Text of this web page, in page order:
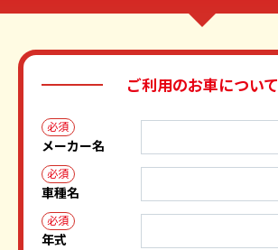
ご利用のお車について
必須
メーカー名
必須
車種名
必須
年式